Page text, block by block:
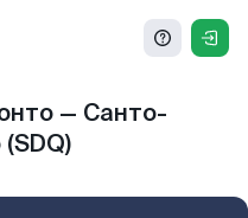
— Санто-